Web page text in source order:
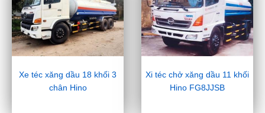
Xe téc xăng dầu 18 khối 3
chân Hino
Xi téc chở xăng dầu 11 khối
Hino FG8JJSB